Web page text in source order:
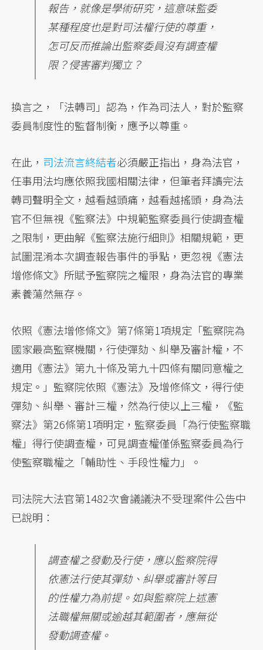
報告，就像是學術研究，這意味監委
某種程度也是對司法權行使的尊重，
怎可反而推論出監察委員沒有調查權
限？侵害審判獨立？
換言之，「法轉司」認為，作為司法人，對於監察
委員制度性的監督制衡，應予以尊重。
在此， 司法流言終結者必須嚴正指出，身為法官，
任事用法均應依照我國相關法律，但筆者拜讀完法
轉司聲明全文，越看越頭痛，越看越搖頭，身為法
官不但無視《監察法》中規範監察委員行使調查權
之限制，更曲解《監察法施行細則》相關規範，更
試圖混淆本次調查報告事件的爭點，更忽視《憲法
增修條文》所賦予監察院之權限，身為法官的專業
素養蕩然無存。
依照《憲法增修條文》第7條第1項規定「監察院為
國家最高監察機關，行使彈劾、糾舉及審計權，不
適用《憲法》第九十條及第九十四條有關同意權之
規定。」監察院依照《憲法》及增修條文，得行使
彈劾、糾舉、審計三權，然為行使以上三權，《監
察法》第26條第1項明定，監察委員「為行使監察職
權」得行使調查權，可見調查權僅係監察委員為行
使監察職權之「輔助性、手段性權力」。
司法院大法官第1482次會議議決不受理案件公告中
已說明：
調查權之發動及行使，應以監察院得
依憲法行使其彈劾、糾舉或審計等目
的性權力為前提。如與監察院上述憲
法職權無關或逾越其範圍者，應無從
發動調查權。